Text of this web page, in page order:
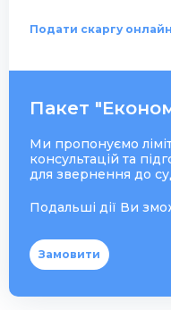
Подати скаргу онлайн
Пакет
Ми пропонуємо
консультацій та
для звернення до
Подальші дії Ви
Замовити